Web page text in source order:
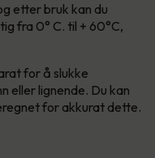
etter bruk kan du
fra 0° C. til + 60°C,
for å slukke
eller lignende. Du kan
for akkurat dette.